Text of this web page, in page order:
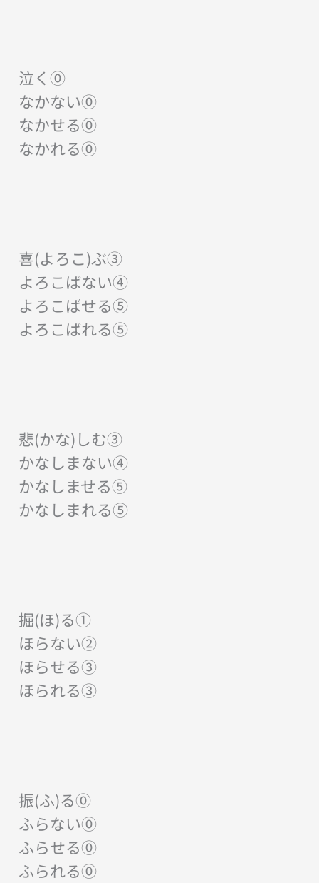
泣く⓪
なかない⓪
なかせる⓪
なかれる⓪
喜(よろこ)ぶ③
よろこばない④
よろこばせる⑤
よろこばれる⑤
悲(かな)しむ③
かなしまない④
かなしませる⑤
かなしまれる⑤
掘(ほ)る①
ほらない②
ほらせる③
ほられる③
振(ふ)る⓪
ふらない⓪
ふらせる⓪
ふられる⓪